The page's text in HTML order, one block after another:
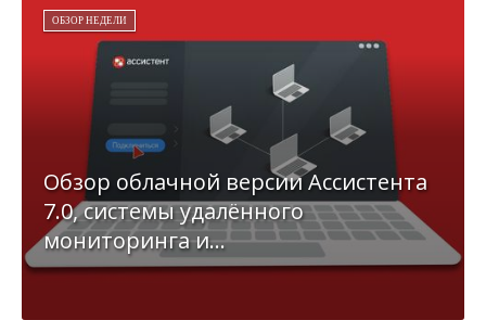
ОБЗОР НЕДЕЛИ
Обзор облачной версии Ассистента
7.0, системы удалённого
мониторинга и...